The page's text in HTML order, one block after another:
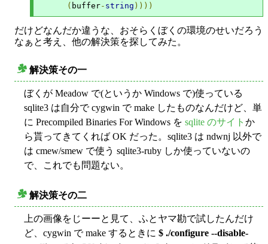
( buffer- string ))))
だけどなんだか違うな、おそらくぼくの環境のせいだろう
なぁと考え、他の解決策を探してみた。
解決策その一
ぼくが Meadow で(というか Windows で)使っている
sqlite3 は自分で cygwin で make したものなんだけど、単
に Precompiled Binaries For Windows を sqlite のサイト か
ら貰ってきてくれば OK だった。sqlite3 は ndwnj 以外で
は cmew/smew で使う sqlite3-ruby しか使っていないの
で、これでも問題ない。
解決策その二
上の画像をじーーと見て、ふとヤマ勘で試したんだけ
ど、cygwin で make するときに $ ./configure --disable-